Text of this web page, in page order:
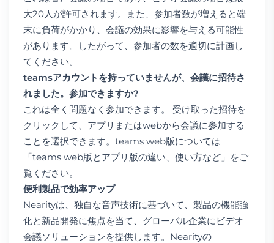
大20人が許可されます。また、参加者数が増えると端
末に負荷がかかり、会議の効果に影響を与える可能性
があります。したがって、参加者の数を適切に計画し
てください。
teamsアカウントを持っていませんが、会議に招待さ
れました。参加できますか?
これは全く問題なく参加できます。 受け取った招待を
クリックして、アプリまたはwebから会議に参加する
ことを選択できます。teams web版については
「teams web版とアプリ版の違い、使い方など」をご
覧ください。
便利製品で効率アップ
Nearityは、独自な音声技術に基づいて、製品の機能強
化と新品開発に焦点を当て、グローバル企業にビデオ
会議ソリューションを提供します。Nearityの